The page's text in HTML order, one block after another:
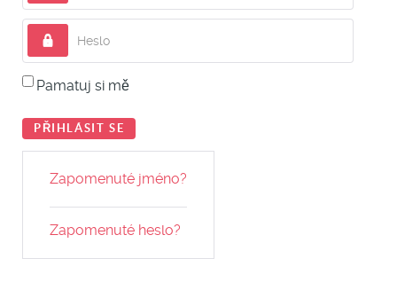
Heslo
Pamatuj si mě
PŘIHLÁSIT SE
Zapomenuté jméno?
Zapomenuté heslo?